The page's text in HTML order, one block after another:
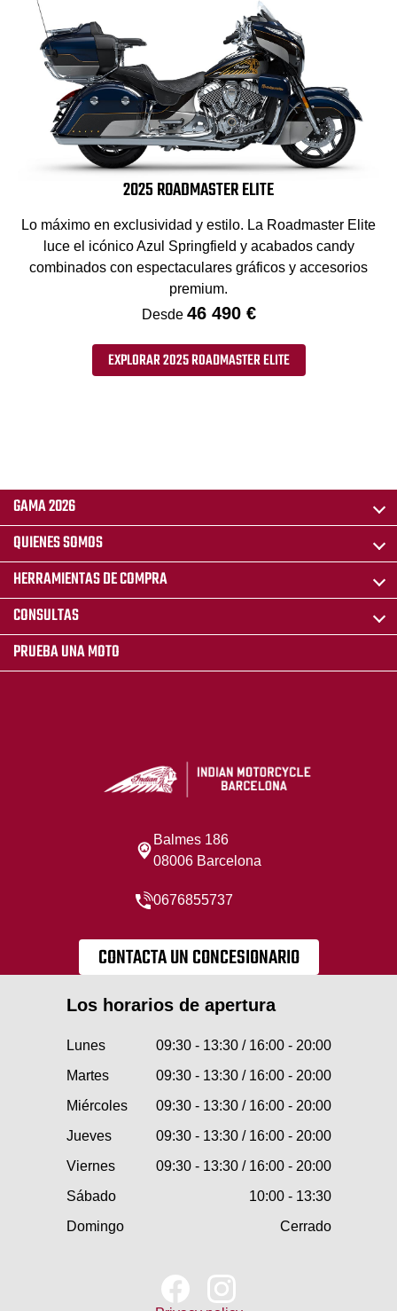
2025 ROADMASTER ELITE
Lo máximo en exclusividad y estilo. La Roadmaster Elite
luce el icónico Azul Springfield y acabados candy
combinados con espectaculares gráficos y accesorios
premium.
Desde 46 490 €
EXPLORAR 2025 ROADMASTER ELITE
GAMA 2026
QUIENES SOMOS
HERRAMIENTAS DE COMPRA
CONSULTAS
PRUEBA UNA MOTO
Balmes 186
08006 Barcelona
0676855737
CONTACTA UN CONCESIONARIO
Los horarios de apertura
Lunes
09:30 - 13:30 / 16:00 - 20:00
Martes
09:30 - 13:30 / 16:00 - 20:00
Miércoles
09:30 - 13:30 / 16:00 - 20:00
Jueves
09:30 - 13:30 / 16:00 - 20:00
Viernes
09:30 - 13:30 / 16:00 - 20:00
Sábado
10:00 - 13:30
Domingo
Cerrado